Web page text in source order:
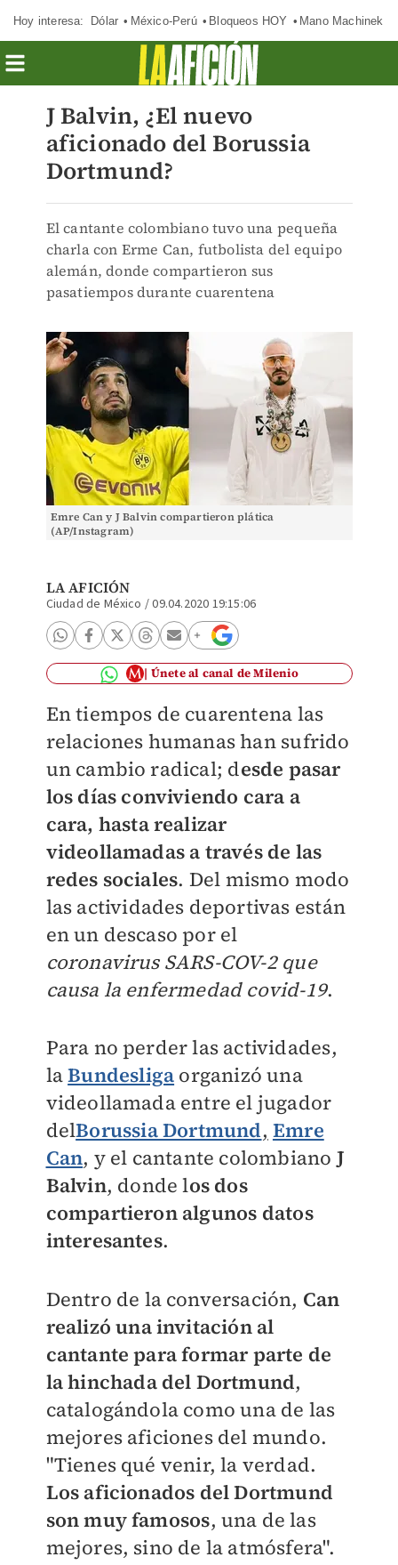
Hoy interesa: Dólar México-Perú Bloqueos HOY Mano Machinek
J Balvin, ¿El nuevo
aficionado del Borussia
Dortmund?
El cantante colombiano tuvo una pequeña
charla con Erme Can, futbolista del equipo
alemán, donde compartieron sus
pasatiempos durante cuarentena
Emre Can y J Balvin compartieron plática
(AP/Instagram)
LA AFICIÓN
Ciudad de México /09.04.2020 19:15:06
Únete al canal de Milenio
En tiempos de cuarentena las
relaciones humanas han sufrido
un cambio radical; desde pasar
los días conviviendo cara a
cara, hasta realizar
videollamadas a través de las
redes sociales. Del mismo modo
las actividades deportivas están
en un descaso por el
coronavirus SARS-COV-2 que
causa la enfermedad covid-19.
Para no perder las actividades,
laBundesliga organizó una
videollamada entre el jugador
delBorussia Dortmund, Emre
Can, y el cantante colombiano J
Balvin, donde los dos
compartieron algunos datos
interesantes.
Dentro de la conversación, Can
realizó una invitación al
cantante para formar parte de
la hinchada del Dortmund,
catalogándola como una de las
mejores aficiones del mundo.
"Tienes qué venir, la verdad.
Los aficionados del Dortmund
son muy famosos, una de las
mejores, sino de la atmósfera".